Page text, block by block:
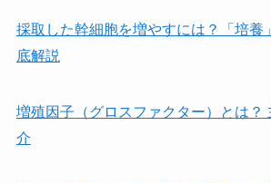
採取した幹細胞を増やすには？「培養
底解説
増殖因子（グロスファクター）とは？
介